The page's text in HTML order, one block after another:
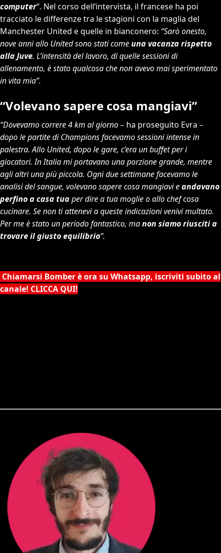
computer“. Nel corso dell’intervista, il francese ha poi
tracciato le differenze tra le stagioni con la maglia del
Manchester United e quelle in bianconero: “Sarò onesto,
nove anni allo United sono stati comeuna vacanza rispetto
alla Juve. L’intensità del lavoro, di quelle sessioni di
allenamento, è stato qualcosa che non avevo mai sperimentato
in vita mia”.
“Volevano sapere cosa mangiavi”
“Dovevamo correre 4 km al giorno – ha proseguito Evra –
dopo le partite di Champions facevamo sessioni intense in
palestra. Allo United, dopo le gare, c’era un buffet per i
giocatori. In Italia mi portavano una porzione grande, mentre
agli altri una più piccola. Ogni due settimane facevamo le
analisi del sangue, volevano sapere cosa mangiavi eandavano
perfino a casa tuaper dire a tua moglie o allo chef cosa
cucinare. Se non ti attenevi a queste indicazioni venivi multato.
Per me è stato un periodo fantastico, manon siamo riusciti a
trovare il giusto equilibrio“.
Chiamarsi Bomber è ora su Whatsapp, iscriviti subito al
canale! CLICCA QUI!